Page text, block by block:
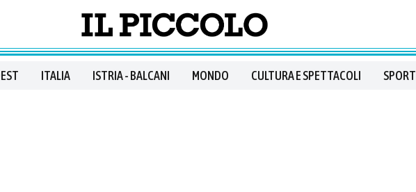
ITALIA ISTRIA - BALCANI MONDO CULTURA E SPETTACOLI SPORT